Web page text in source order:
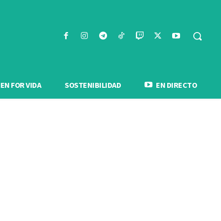
FOR VIDA SOSTENIBILIDAD EN DIRECTO